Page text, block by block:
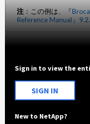
注：この例は、『
Reference Manual』
Sign in to view the
SIGN IN
New to NetApp?